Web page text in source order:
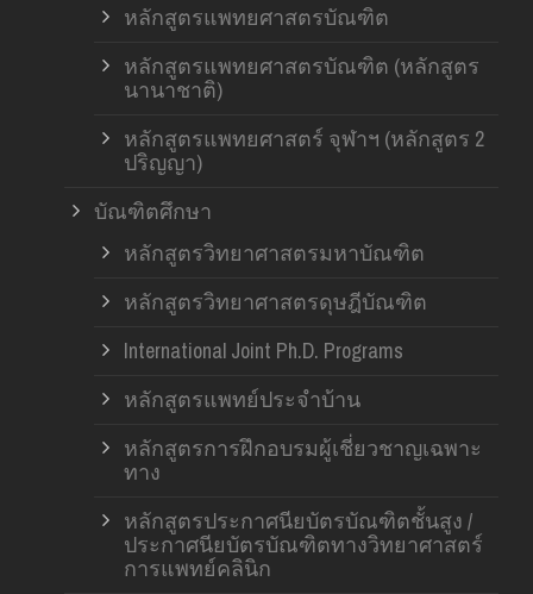
หลักสูตรแพทยศาสตรบัณฑิต
หลักสูตรแพทยศาสตรบัณฑิต (หลักสูตร
นานาชาติ)
หลักสูตรแพทยศาสตร์ จุฬาฯ (หลักสูตร 2
ปริญญา)
บัณฑิตศึกษา
หลักสูตรวิทยาศาสตรมหาบัณฑิต
หลักสูตรวิทยาศาสตรดุษฎีบัณฑิต
International Joint Ph.D. Programs
หลักสูตรแพทย์ประจำบ้าน
หลักสูตรการฝึกอบรมผู้เชี่ยวชาญเฉพาะ
ทาง
หลักสูตรประกาศนียบัตรบัณฑิตชั้นสูง /
ประกาศนียบัตรบัณฑิตทางวิทยาศาสตร์
การแพทย์คลินิก